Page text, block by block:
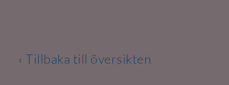
‹ Tillbaka till översikten